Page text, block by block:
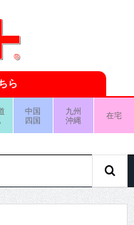
ら
中国
四国
九州
沖縄
在宅